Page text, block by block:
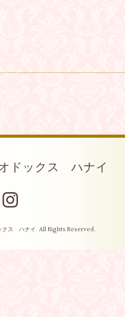
ドックス ハナイ
クス ハナイ . All Rights Reserved.